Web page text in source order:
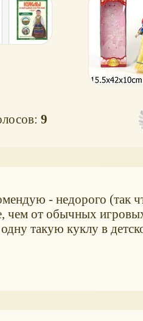
9
- недорого (так
чем от обычных
такую куклу в